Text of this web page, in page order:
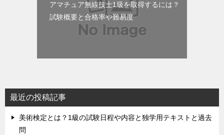
アマチュア無線技士1級を取得するには？
試験概要と合格率や難易度
最近の投稿記事
美術検定とは？1級の試験日程や内容と独学用テキストと過去
問